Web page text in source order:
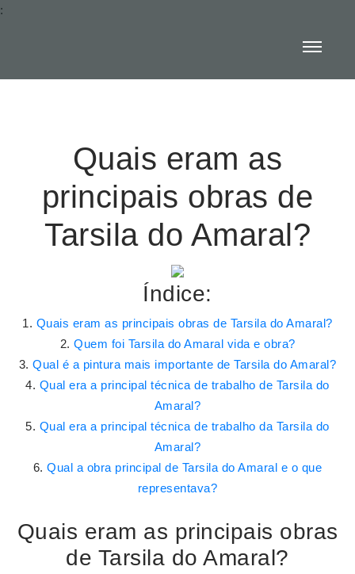
:
Quais eram as
principais obras de
Tarsila do Amaral?
Índice:
Quais eram as principais obras de Tarsila do Amaral?
Quem foi Tarsila do Amaral vida e obra?
Qual é a pintura mais importante de Tarsila do Amaral?
Qual era a principal técnica de trabalho de Tarsila do
Amaral?
Qual era a principal técnica de trabalho da Tarsila do
Amaral?
Qual a obra principal de Tarsila do Amaral e o que
representava?
Quais eram as principais obras
de Tarsila do Amaral?